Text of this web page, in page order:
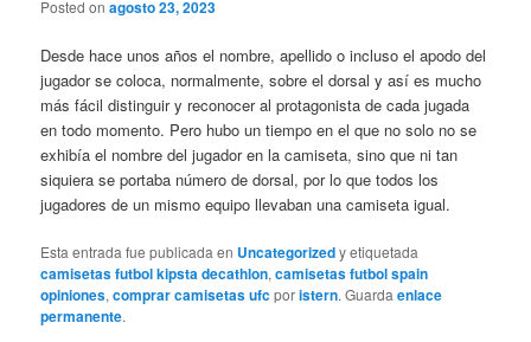
Posted onagosto 23, 2023
Desde hace unos años el nombre, apellido o incluso el apodo del
jugador se coloca, normalmente, sobre el dorsal y así es mucho
más fácil distinguir y reconocer al protagonista de cada jugada
en todo momento. Pero hubo un tiempo en el que no solo no se
exhibía el nombre del jugador en la camiseta, sino que ni tan
siquiera se portaba número de dorsal, por lo que todos los
jugadores de un mismo equipo llevaban una camiseta igual.
Esta entrada fue publicada en Uncategorizedy etiquetada
camisetas futbol kipsta decathlon,camisetas futbol spain
opiniones,comprar camisetas ufcporistern. Guardaenlace
permanente.